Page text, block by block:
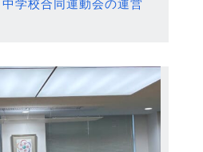
学校合同運動会の運営